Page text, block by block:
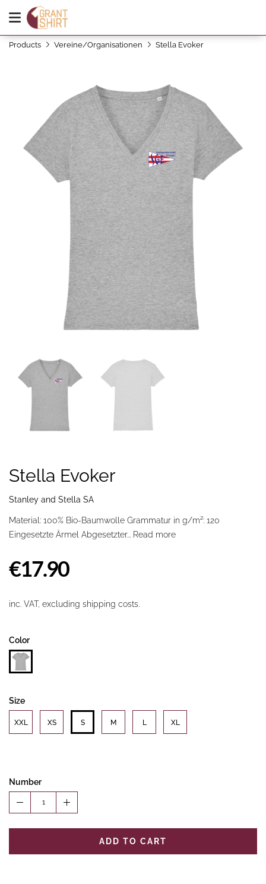
Products Vereine/Organisationen Stella Evoker
Stella Evoker
Stanley and Stella SA
Material: 100% Bio-Baumwolle Grammatur in g/m²: 120
Eingesetzte Ärmel Abgesetzter... Read more
€17.90
inc. VAT, excluding shipping costs.
Color
Size
XXL XS S M L XL
Number
1
ADD TO CART